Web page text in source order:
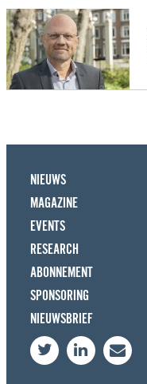
NIEUWS
MAGAZINE
EVENTS
RESEARCH
ABONNEMENT
SPONSORING
NIEUWSBRIEF